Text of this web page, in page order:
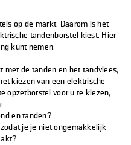
op de markt. Daarom is het
tandenborstel kiest. Hier
kunt nemen.
met de tanden en het tandvlees,
kiezen van een elektrische
opzetborstel voor u te kiezen,
en tanden?
je je niet ongemakkelijk